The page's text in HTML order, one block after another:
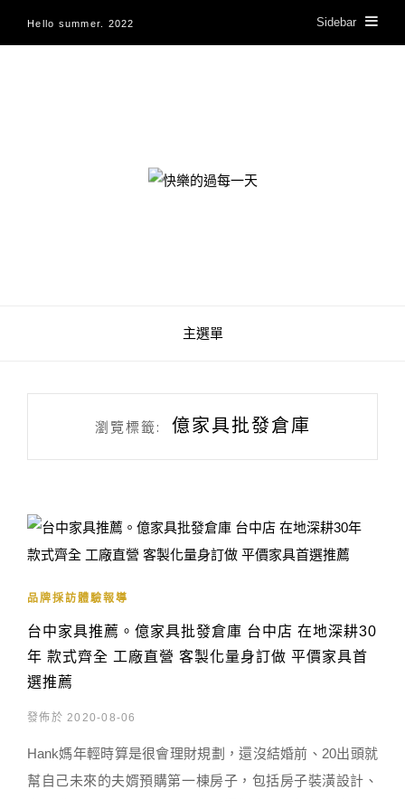
Hello summer. 2022 Sidebar
快樂的過每一天
主選單
瀏覽標籤: 億家具批發倉庫
品牌採訪體驗報導
台中家具推薦。億家具批發倉庫 台中店 在地深耕30
年 款式齊全 工廠直營 客製化量身訂做 平價家具首
選推薦
發佈於 2020-08-06
Hank媽年輕時算是很會理財規劃，還沒結婚前、20出頭就
幫自己未來的夫婿預購第一棟房子，包括房子裝潢設計、